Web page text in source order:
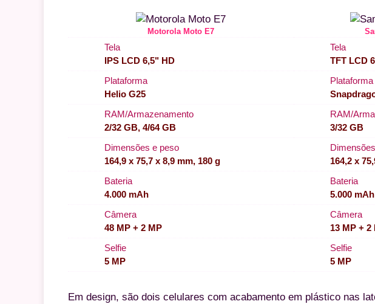
Motorola Moto E7
Tela
IPS LCD 6,5" HD
Plataforma
Helio G25
RAM/Armazenamento
2/32 GB, 4/64 GB
Dimensões e peso
164,9 x 75,7 x 8,9 mm, 180 g
Bateria
4.000 mAh
Câmera
48 MP + 2 MP
Selfie
5 MP
Tela
TFT LCD
Plataforma
RAM/
3/32 GB
164,2 x
Bateria
5.000 mAh
Câmera
13 MP + 2
Selfie
5 MP
Em design, são dois celulares com acabamento em plástico nas